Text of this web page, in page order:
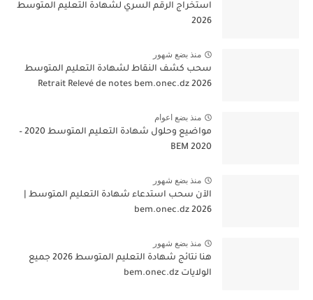
استخراج الرقم السري لشهادة التعليم المتوسط
2026
منذ بضع شهور
سحب كشف النقاط لشهادة التعليم المتوسط
2026 Retrait Relevé de notes bem.onec.dz
منذ بضع اعوام
مواضيع وحلول شهادة التعليم المتوسط 2020 –
BEM 2020
منذ بضع شهور
الآن سحب استدعاء شهادة التعليم المتوسط |
2026 bem.onec.dz
منذ بضع شهور
هنا نتائج شهادة التعليم المتوسط 2026 جميع
الولايات bem.onec.dz